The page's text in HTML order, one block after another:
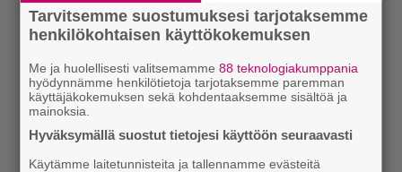
Tarvitsemme suostumuksesi tarjotaksemme
henkilökohtaisen käyttökokemuksen
Me ja huolellisesti valitsemamme88 teknologiakumppania
hyödynnämme henkilötietoja tarjotaksemme paremman
käyttäjäkokemuksen sekä kohdentaaksemme sisältöä ja
mainoksia.
Hyväksymällä suostut tietojesi käyttöön seuraavasti
Käytämme laitetunnisteita ja tallennamme evästeitä